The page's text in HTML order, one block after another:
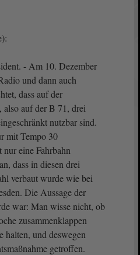
- Am 10. Dezember
und dann auch
dass auf der
also auf der B 71, drei
nutzbar sind.
mit Tempo 30
nur eine Fahrbahn
dass in diesen drei
verbaut wurde wie bei
Die Aussage der
war: Man wisse nicht, ob
zusammenklappen
halten, und deswegen
getroffen.